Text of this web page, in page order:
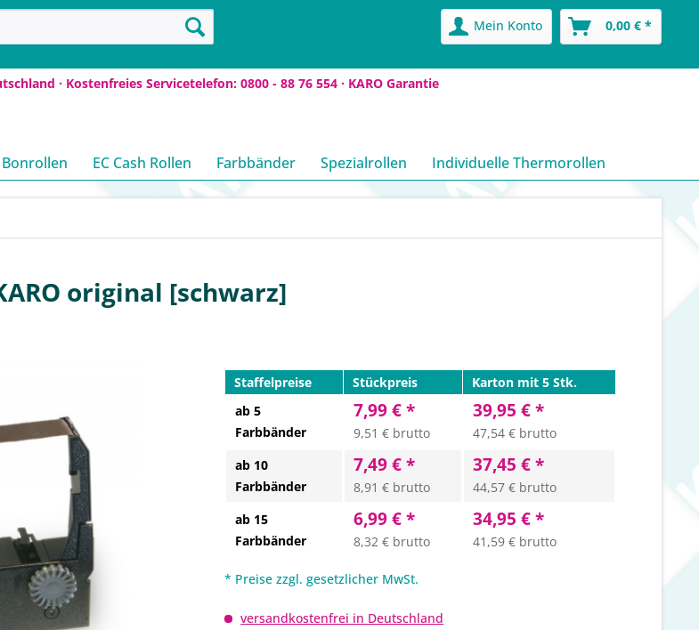
· Kostenfreies Servicetelefon: 0800 - 88 76 554 · KARO Garantie
Mein Konto 0,00 € *
Bonrollen EC Cash Rollen Farbbänder Spezialrollen Individuelle Thermorollen
original [schwarz]
Staffelpreise Stückpreis
Karton mit 5 Stk.
ab 5
Farbbänder
7,99 € *
9,51 € brutto
39,95 € *
47,54 € brutto
ab 10
Farbbänder
7,49 € *
8,91 € brutto
37,45 € *
44,57 € brutto
ab 15
Farbbänder
6,99 € *
8,32 € brutto
34,95 € *
41,59 € brutto
* Preise zzgl. gesetzlicher MwSt.
versandkostenfrei in Deutschland